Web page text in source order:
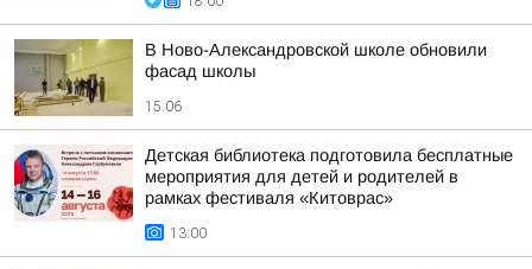
В Ново-Александровской школе обновили
фасад школы
15:06
Детская библиотека подготовила бесплатные
мероприятия для детей и родителей в
рамках фестиваля «Китоврас»
13:00